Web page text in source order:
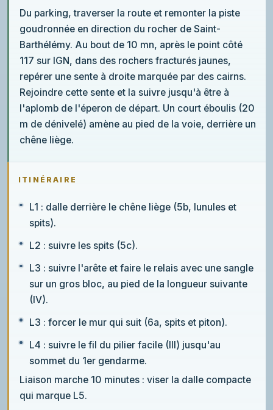
Du parking, traverser la route et remonter la piste
goudronnée en direction du rocher de Saint-
Barthélémy. Au bout de 10 mn, après le point côté
117 sur IGN, dans des rochers fracturés jaunes,
repérer une sente à droite marquée par des cairns.
Rejoindre cette sente et la suivre jusqu'à être à
l'aplomb de l'éperon de départ. Un court éboulis (20
m de dénivelé) amène au pied de la voie, derrière un
chêne liège.
ITINÉRAIRE
L1 : dalle derrière le chêne liège (5b, lunules et
spits).
L2 : suivre les spits (5c).
L3 : suivre l'arête et faire le relais avec une sangle
sur un gros bloc, au pied de la longueur suivante
(IV).
L3 : forcer le mur qui suit (6a, spits et piton).
L4 : suivre le fil du pilier facile (III) jusqu'au
sommet du 1er gendarme.
Liaison marche 10 minutes : viser la dalle compacte
qui marque L5.